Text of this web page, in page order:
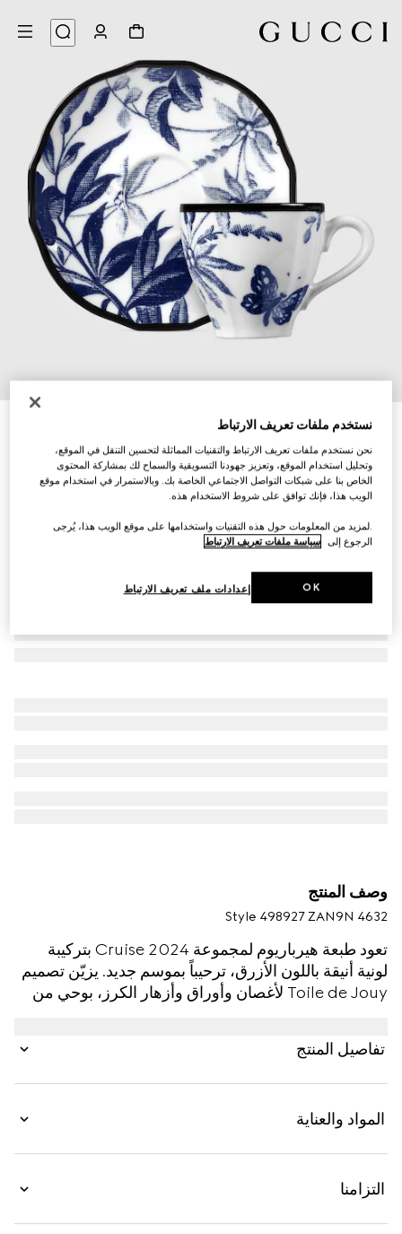
فنجان قهوة مع صحنه بطبعة هيرباريوم، طقم مزدوج
تنويعاتبورسلين باللونين الأزرق والأبيض
وصف المنتج
Style ‎498927 ZAN9N 4632
تعود طبعة هيرباريوم لمجموعة Cruise 2024 بتركيبة
لونية أنيقة باللون الأزرق، ترحيباً بموسم جديد. يزيّن تصميم
Toile de Jouy لأغصان وأوراق وأزهار الكرز، بوحي من
قطع متناسقة للحصول على مجموعة أدوات كاملة للمائدة.
تفاصيل المنتج
المواد والعناية
التزامنا
نستخدم ملفات تعريف الارتباط
نحن نستخدم ملفات تعريف الارتباط والتقنيات المماثلة لتحسين التنقل في الموقع،
وتحليل استخدام الموقع، وتعزيز جهودنا التسويقية والسماح لك بمشاركة المحتوى
الخاص بنا على شبكات التواصل الاجتماعي الخاصة بك. وبالاستمرار في استخدام موقع
الويب هذا، فإنك توافق على شروط الاستخدام هذه.
.لمزيد من المعلومات حول هذه التقنيات واستخدامها على موقع الويب هذا، يُرجى
الرجوع إلى سياسة ملفات تعريف الارتباط
إعدادات ملف تعريف الارتباط OK